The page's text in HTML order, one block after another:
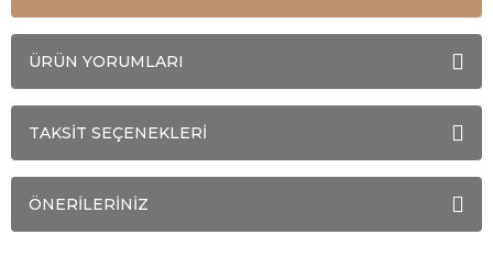
ÜRÜN YORUMLARI
TAKSİT SEÇENEKLERİ
ÖNERİLERİNİZ